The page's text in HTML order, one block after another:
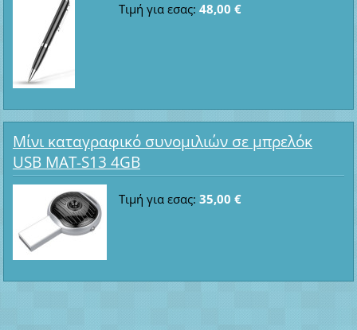
Τιμή για εσας: 48,00 €
Μίνι καταγραφικό συνομιλιών σε μπρελόκ
USB MAT-S13 4GB
Τιμή για εσας: 35,00 €